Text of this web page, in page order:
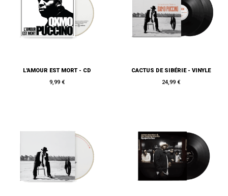
L'AMOUR EST MORT - CD
9,99 €
CACTUS DE SIBÉRIE - VINYLE
24,99 €